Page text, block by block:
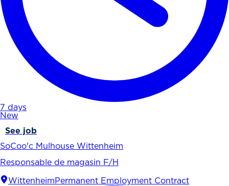
7 days
New
See job
SoCoo'c Mulhouse Wittenheim
Responsable de magasin F/H
Wittenheim Permanent Employment Contract